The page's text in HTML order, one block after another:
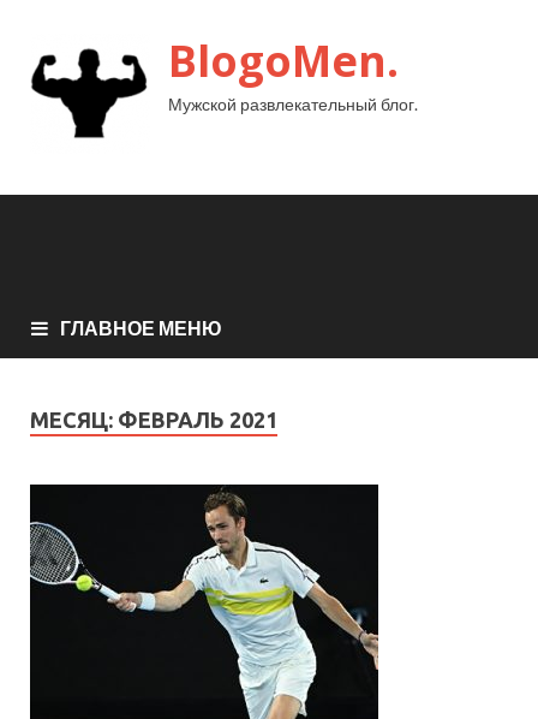
BlogoMen.
Мужской развлекательный блог.
ГЛАВНОЕ МЕНЮ
МЕСЯЦ: ФЕВРАЛЬ 2021